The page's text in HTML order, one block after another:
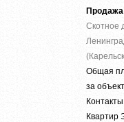
Продажа
Скотное
Общая
за объект
Квартир